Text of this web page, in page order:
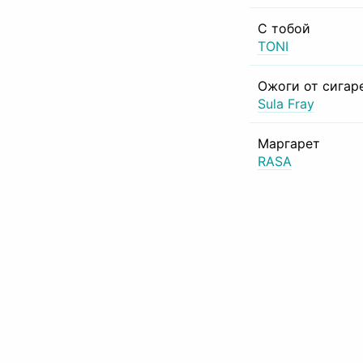
С тобой
TONI
Ожоги от
Sula Fray
Маргарет
RASA